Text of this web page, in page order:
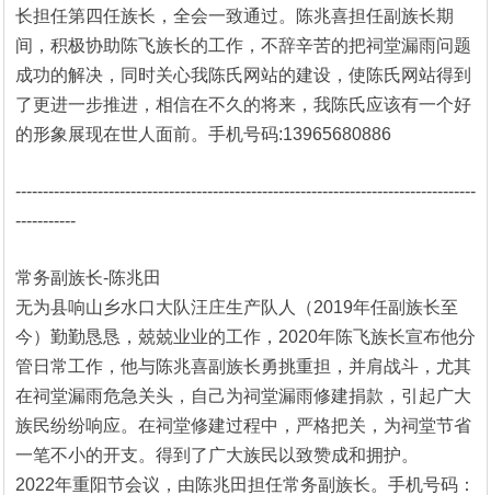
长担任第四任族长，全会一致通过。陈兆喜担任副族长期
间，积极协助陈飞族长的工作，不辞辛苦的把祠堂漏雨问题
成功的解决，同时关心我陈氏网站的建设，使陈氏网站得到
了更进一步推进，相信在不久的将来，我陈氏应该有一个好
的形象展现在世人面前。手机号码:13965680886
------------------------------------------------------------------------------------
-----------
常务副族长-陈兆田
无为县响山乡水口大队汪庄生产队人（2019年任副族长至
今）勤勤恳恳，兢兢业业的工作，2020年陈飞族长宣布他分
管日常工作，他与陈兆喜副族长勇挑重担，并肩战斗，尤其
在祠堂漏雨危急关头，自己为祠堂漏雨修建捐款，引起广大
族民纷纷响应。在祠堂修建过程中，严格把关，为祠堂节省
一笔不小的开支。得到了广大族民以致赞成和拥护。
2022年重阳节会议，由陈兆田担任常务副族长。手机号码：